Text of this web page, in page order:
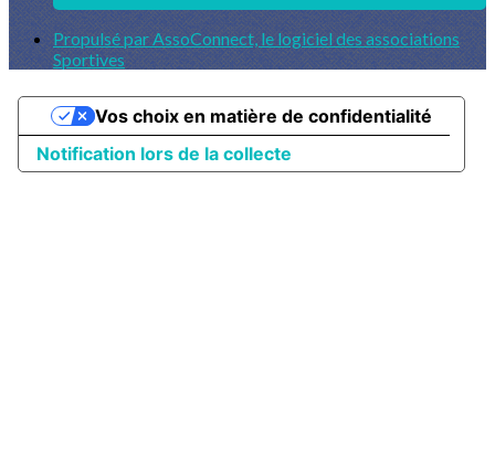
Propulsé par AssoConnect, le logiciel des associations
Sportives
Notification lors de la collecte
Vos choix en matière de confidentialité